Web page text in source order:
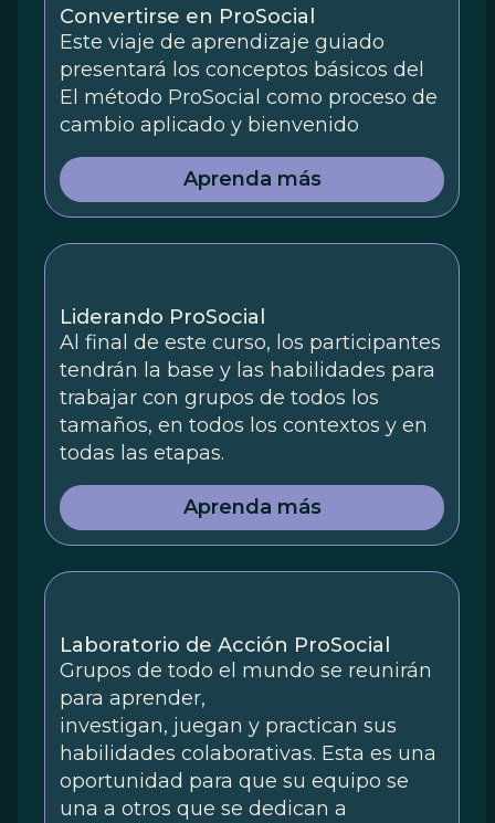
Convertirse en ProSocial
Este viaje de aprendizaje guiado
presentará los conceptos básicos del
El método ProSocial como proceso de
cambio aplicado y bienvenido
Aprenda más
Liderando ProSocial
Al final de este curso, los participantes
tendrán la base y las habilidades para
trabajar con grupos de todos los
tamaños, en todos los contextos y en
todas las etapas.
Aprenda más
Laboratorio de Acción ProSocial
Grupos de todo el mundo se reunirán
para aprender,
investigan, juegan y practican sus
habilidades colaborativas. Esta es una
oportunidad para que su equipo se
una a otros que se dedican a